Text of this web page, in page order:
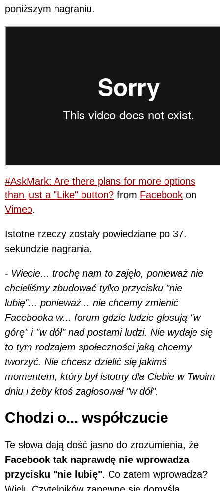
poniższym nagraniu.
#AskMark: Are there plans for more options
than just a "Like" button? from Facebook on
Vimeo.
Istotne rzeczy zostały powiedziane po 37.
sekundzie nagrania.
- Wiecie... trochę nam to zajęło, ponieważ nie
chcieliśmy zbudować tylko przycisku "nie
lubię"... ponieważ... nie chcemy zmienić
Facebooka w... forum gdzie ludzie głosują "w
górę" i "w dół" nad postami ludzi. Nie wydaje się
to tym rodzajem społeczności jaką chcemy
tworzyć. Nie chcesz dzielić się jakimś
momentem, który był istotny dla Ciebie w Twoim
dniu i żeby ktoś zagłosował "w dół".
Chodzi o... współczucie
Te słowa dają dość jasno do zrozumienia, że
Facebook tak naprawdę nie wprowadza
przycisku "nie lubię". Co zatem wprowadza?